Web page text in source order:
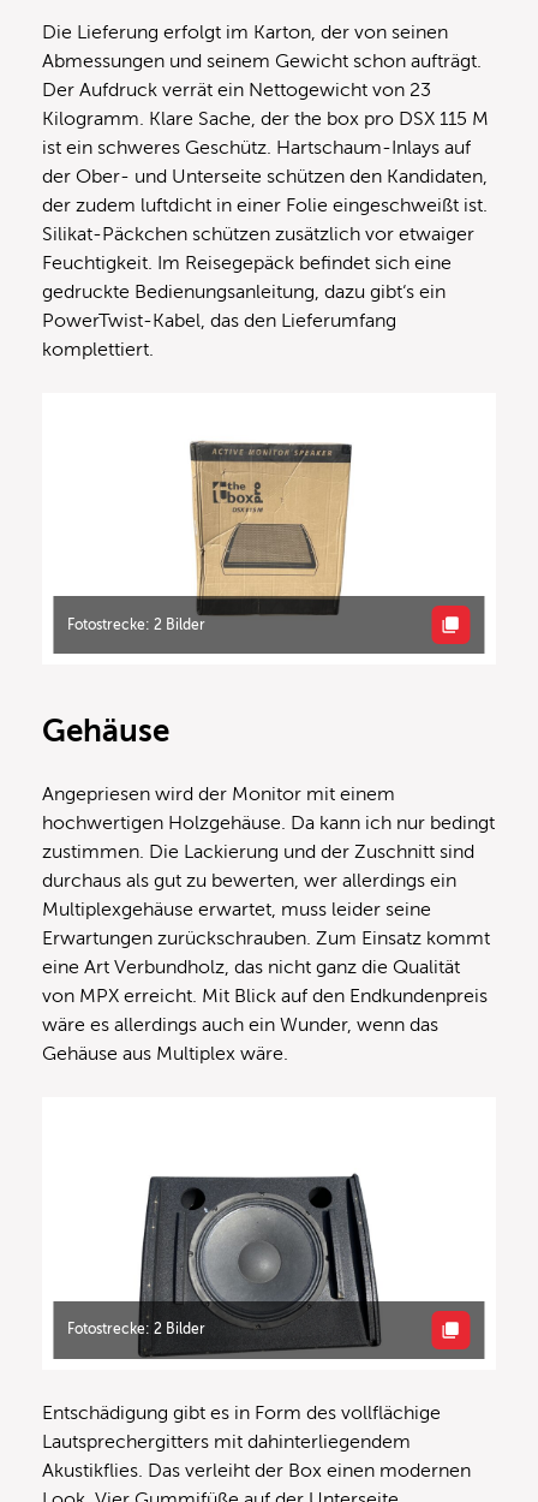
Die Lieferung erfolgt im Karton, der von seinen
Abmessungen und seinem Gewicht schon aufträgt.
Der Aufdruck verrät ein Nettogewicht von 23
Kilogramm. Klare Sache, der the box pro DSX 115 M
ist ein schweres Geschütz. Hartschaum-Inlays auf
der Ober- und Unterseite schützen den Kandidaten,
der zudem luftdicht in einer Folie eingeschweißt ist.
Silikat-Päckchen schützen zusätzlich vor etwaiger
Feuchtigkeit. Im Reisegepäck befindet sich eine
gedruckte Bedienungsanleitung, dazu gibt‘s ein
PowerTwist-Kabel, das den Lieferumfang
komplettiert.
Fotostrecke: 2 Bilder
Gehäuse
Angepriesen wird der Monitor mit einem
hochwertigen Holzgehäuse. Da kann ich nur bedingt
zustimmen. Die Lackierung und der Zuschnitt sind
durchaus als gut zu bewerten, wer allerdings ein
Multiplexgehäuse erwartet, muss leider seine
Erwartungen zurückschrauben. Zum Einsatz kommt
eine Art Verbundholz, das nicht ganz die Qualität
von MPX erreicht. Mit Blick auf den Endkundenpreis
wäre es allerdings auch ein Wunder, wenn das
Gehäuse aus Multiplex wäre.
Fotostrecke: 2 Bilder
Entschädigung gibt es in Form des vollflächige
Lautsprechergitters mit dahinterliegendem
Akustikflies. Das verleiht der Box einen modernen